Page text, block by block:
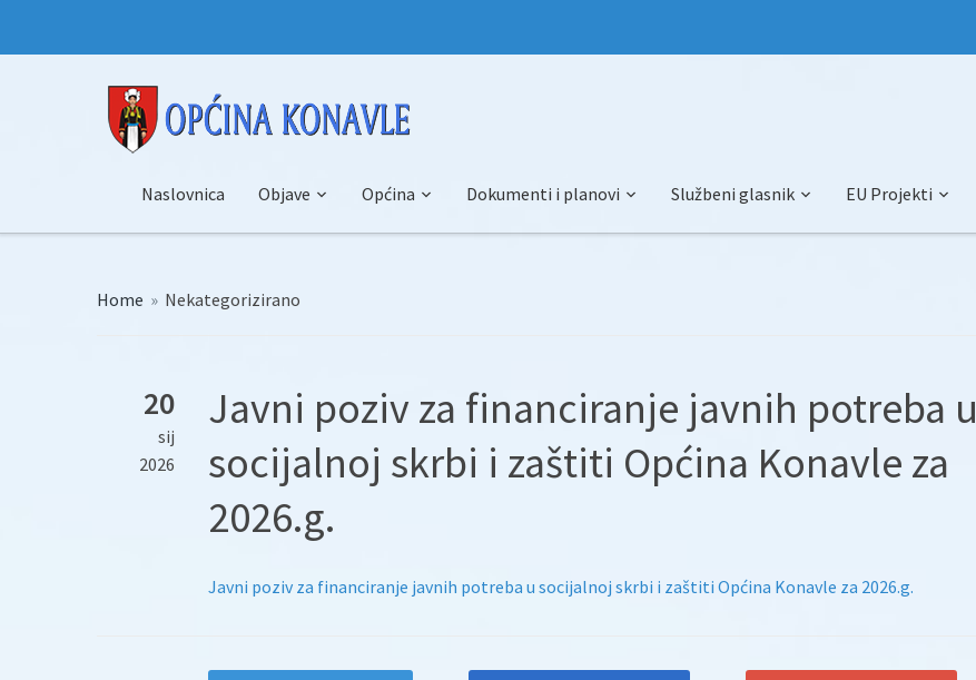
Naslovnica Objave Općina Dokumenti i planovi Službeni glasnik EU Projekti
Home » Nekategorizirano
20
sij
2026
Javni poziv za financiranje javnih potreba u
socijalnoj skrbi i zaštiti Općina Konavle za
2026.g.
Javni poziv za financiranje javnih potreba u socijalnoj skrbi i zaštiti Općina Konavle za 2026.g.